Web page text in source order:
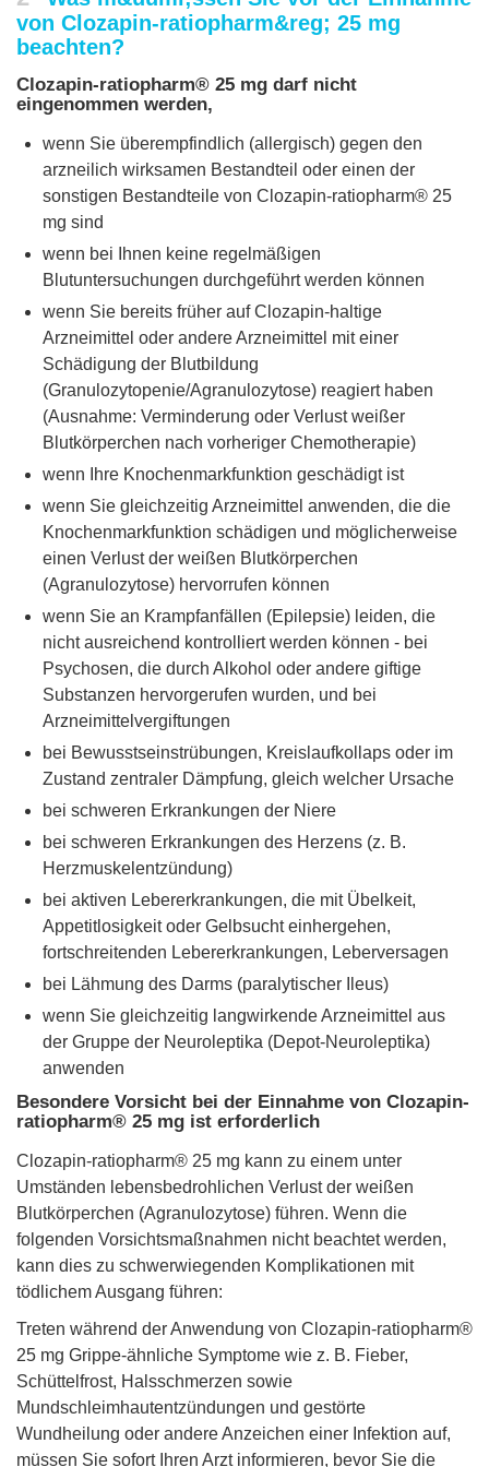
von Clozapin-ratiopharm&reg; 25 mg
beachten?
Clozapin-ratiopharm® 25 mg darf nicht
eingenommen werden,
wenn Sie überempfindlich (allergisch) gegen den
arzneilich wirksamen Bestandteil oder einen der
sonstigen Bestandteile von Clozapin-ratiopharm® 25
mg sind
wenn bei Ihnen keine regelmäßigen
Blutuntersuchungen durchgeführt werden können
wenn Sie bereits früher auf Clozapin-haltige
Arzneimittel oder andere Arzneimittel mit einer
Schädigung der Blutbildung
(Granulozytopenie/Agranulozytose) reagiert haben
(Ausnahme: Verminderung oder Verlust weißer
Blutkörperchen nach vorheriger Chemotherapie)
wenn Ihre Knochenmarkfunktion geschädigt ist
wenn Sie gleichzeitig Arzneimittel anwenden, die die
Knochenmarkfunktion schädigen und möglicherweise
einen Verlust der weißen Blutkörperchen
(Agranulozytose) hervorrufen können
wenn Sie an Krampfanfällen (Epilepsie) leiden, die
nicht ausreichend kontrolliert werden können - bei
Psychosen, die durch Alkohol oder andere giftige
Substanzen hervorgerufen wurden, und bei
Arzneimittelvergiftungen
bei Bewusstseinstrübungen, Kreislaufkollaps oder im
Zustand zentraler Dämpfung, gleich welcher Ursache
bei schweren Erkrankungen der Niere
bei schweren Erkrankungen des Herzens (z. B.
Herzmuskelentzündung)
bei aktiven Lebererkrankungen, die mit Übelkeit,
Appetitlosigkeit oder Gelbsucht einhergehen,
fortschreitenden Lebererkrankungen, Leberversagen
bei Lähmung des Darms (paralytischer Ileus)
wenn Sie gleichzeitig langwirkende Arzneimittel aus
der Gruppe der Neuroleptika (Depot-Neuroleptika)
anwenden
Besondere Vorsicht bei der Einnahme von Clozapin-
ratiopharm® 25 mg ist erforderlich
Clozapin-ratiopharm® 25 mg kann zu einem unter
Umständen lebensbedrohlichen Verlust der weißen
Blutkörperchen (Agranulozytose) führen. Wenn die
folgenden Vorsichtsmaßnahmen nicht beachtet werden,
kann dies zu schwerwiegenden Komplikationen mit
tödlichem Ausgang führen:
Treten während der Anwendung von Clozapin-ratiopharm®
25 mg Grippe-ähnliche Symptome wie z. B. Fieber,
Schüttelfrost, Halsschmerzen sowie
Mundschleimhautentzündungen und gestörte
Wundheilung oder andere Anzeichen einer Infektion auf,
müssen Sie sofort Ihren Arzt informieren, bevor Sie die